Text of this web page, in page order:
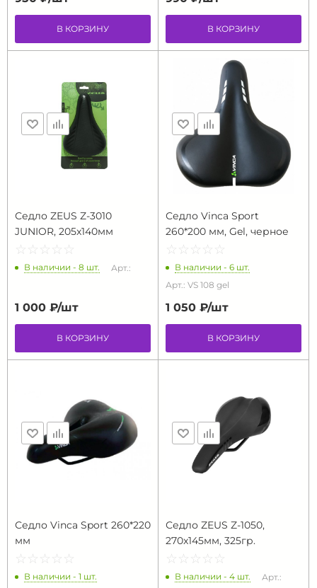
В КОРЗИНУ В КОРЗИНУ
Седло ZEUS Z-3010
JUNIOR, 205x140мм
☆ ☆ ☆ ☆ ☆
★ ★ ★ ★ ★
В наличии - 8 шт. Арт.:
1 000 ₽/шт
В КОРЗИНУ
Седло Vinca Sport
260*200 мм, Gel, черное
☆ ☆ ☆ ☆ ☆
★ ★ ★ ★ ★
В наличии - 6 шт.
Арт.: VS 108 gel
1 050 ₽/шт
В КОРЗИНУ
Седло Vinca Sport 260*220
мм
☆ ☆ ☆ ☆ ☆
★ ★ ★ ★ ★
В наличии - 1 шт.
Седло ZEUS Z-1050,
270x145мм, 325гр.
☆ ☆ ☆ ☆ ☆
★ ★ ★ ★ ★
В наличии - 4 шт. Арт.: